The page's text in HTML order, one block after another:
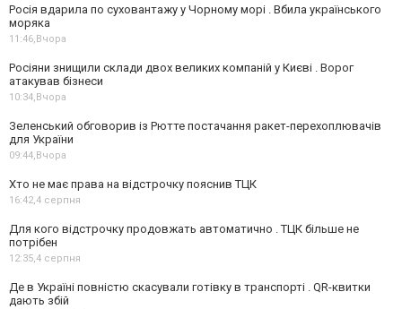
Росія вдарила по суховантажу у Чорному морі . Вбила українського
моряка
11:46,Вчора
Росіяни знищили склади двох великих компаній у Києві . Ворог
атакував бізнеси
10:34,Вчора
Зеленський обговорив із Рютте постачання ракет-перехоплювачів
для України
09:44,Вчора
Хто не має права на відстрочку пояснив ТЦК
16:42,4 серпня
Для кого відстрочку продовжать автоматично . ТЦК більше не
потрібен
12:35,4 серпня
Де в Україні повністю скасували готівку в транспорті . QR-квитки
дають збій